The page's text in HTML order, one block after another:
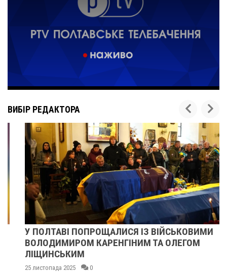
ВИБІР РЕДАКТОРА
У ПОЛТАВІ ПОПРОЩАЛИСЯ ІЗ ВІЙСЬКОВИМИ
ВОЛОДИМИРОМ КАРЕНГІНИМ ТА ОЛЕГОМ
ЛІЩИНСЬКИМ
25 листопада 2025 0